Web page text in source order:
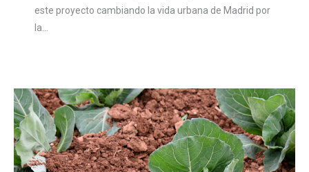
este proyecto cambiando la vida urbana de Madrid por
la…